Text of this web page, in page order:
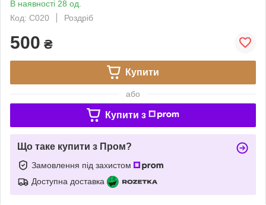
В наявності 28 од.
Код: C020
Роздріб
500 ₴
Купити
або
Купити з
Що таке купити з Пром?
Замовлення під захистом
Доступна доставка